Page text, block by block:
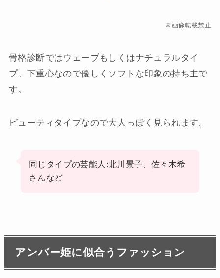
※画像転載禁止
骨格診断ではウェーブもしくはナチュラルタイ
プ。下重心なので優しくソフトな印象の持ち主で
す。
ビューティタイプなので大人っぽく見られます。
同じタイプの芸能人:北川景子、佐々木希
さんなど
アンバー姫に似合うファッション